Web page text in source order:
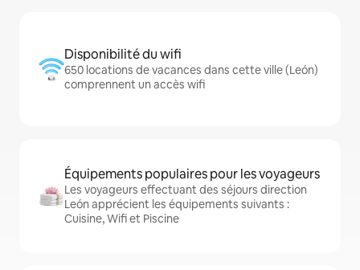
Disponibilité du wifi
650 locations de vacances dans cette ville (León)
comprennent un accès wifi
Équipements populaires pour les voyageurs
Les voyageurs effectuant des séjours direction
León apprécient les équipements suivants :
Cuisine, Wifi et Piscine